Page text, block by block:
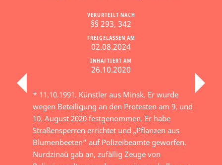
INHAFTIERT AM
26.10.2020
FREIGELASSEN AM
02.08.2024
VERURTEILT NACH
§§ 293, 342
* 11.10.1991. Künstler aus Minsk. Er wurde
wegen Beteiligung an den Protesten am 9. und
10. August 2020 festgenommen. Er habe
Straßensperren errichtet und „Pflanzen aus
Blumenbeeten“ auf Polizeibeamte geworfen.
Nurdzinaŭ gab an, zufällig Zeuge von